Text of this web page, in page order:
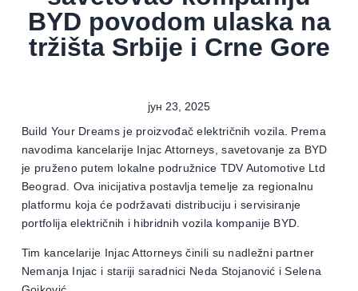
BYD povodom ulaska na
tržišta Srbije i Crne Gore
јун 23, 2025
Build Your Dreams je proizvođač električnih vozila. Prema
navodima kancelarije Injac Attorneys, savetovanje za BYD
je pruženo putem lokalne podružnice TDV Automotive Ltd
Beograd. Ova inicijativa postavlja temelje za regionalnu
platformu koja će podržavati distribuciju i servisiranje
portfolija električnih i hibridnih vozila kompanije BYD.
Tim kancelarije Injac Attorneys činili su nadležni partner
Nemanja Injac i stariji saradnici Neda Stojanović i Selena